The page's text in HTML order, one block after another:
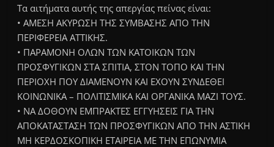
Τα αιτήματα αυτής της απεργίας πείνας είναι:
• ΑΜΕΣΗ ΑΚΥΡΩΣΗ ΤΗΣ ΣΥΜΒΑΣΗΣ ΑΠΟ ΤΗΝ
ΠΕΡΙΦΕΡΕΙΑ ΑΤΤΙΚΗΣ.
• ΠΑΡΑΜΟΝΗ ΟΛΩΝ ΤΩΝ ΚΑΤΟΙΚΩΝ ΤΩΝ
ΠΡΟΣΦΥΓΙΚΩΝ ΣΤΑ ΣΠΙΤΙΑ, ΣΤΟΝ ΤΟΠΟ ΚΑΙ ΤΗΝ
ΠΕΡΙΟΧΗ ΠΟΥ ΔΙΑΜΕΝΟΥΝ ΚΑΙ ΕΧΟΥΝ ΣΥΝΔΕΘΕΙ
ΚΟΙΝΩΝΙΚΑ – ΠΟΛΙΤΙΣΜΙΚΑ ΚΑΙ ΟΡΓΑΝΙΚΑ ΜΑΖΙ ΤΟΥΣ.
• ΝΑ ΔΟΘΟΥΝ ΕΜΠΡΑΚΤΕΣ ΕΓΓΥΗΣΕΙΣ ΓΙΑ ΤΗΝ
ΑΠΟΚΑΤΑΣΤΑΣΗ ΤΩΝ ΠΡΟΣΦΥΓΙΚΩΝ ΑΠΟ ΤΗΝ ΑΣΤΙΚΗ
ΜΗ ΚΕΡΔΟΣΚΟΠΙΚΗ ΕΤΑΙΡΕΙΑ ΜΕ ΤΗΝ ΕΠΩΝΥΜΙΑ